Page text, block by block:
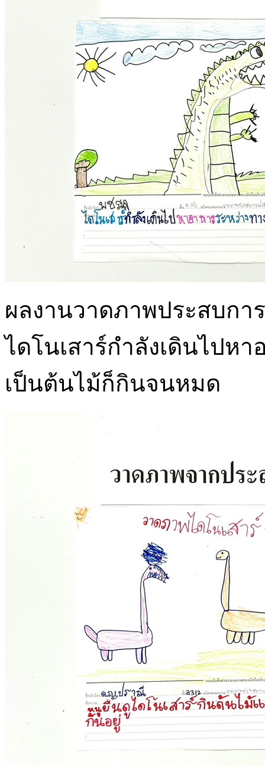
ผลงานวาดภาพประสบกา
ไดโนเสาร์กำลังเดินไปหา
เป็นต้นไม้ก็กินจนหมด